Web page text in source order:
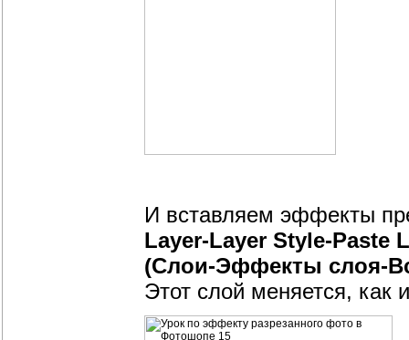
И вставляем эффекты
Layer-Layer Style-Paste
(Слои-Эффекты слоя-
Этот слой меняется, как